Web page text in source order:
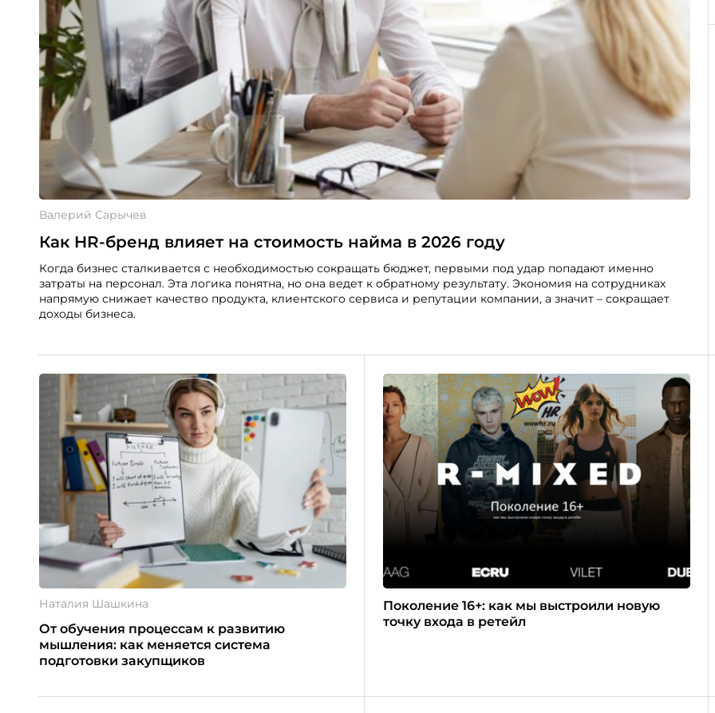
Валерий Сарычев
Как HR-бренд влияет на стоимость найма в 2026 году
Когда бизнес сталкивается с необходимостью сокращать бюджет, первыми под удар попадают именно
затраты на персонал. Эта логика понятна, но она ведет к обратному результату. Экономия на сотрудниках
напрямую снижает качество продукта, клиентского сервиса и репутации компании, а значит – сокращает
доходы бизнеса.
Наталия Шашкина
От обучения процессам к развитию
мышления: как меняется система
подготовки закупщиков
Поколение 16+: как мы выстроили новую
точку входа в ретейл